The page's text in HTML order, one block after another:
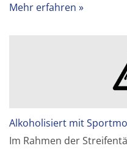
Mehr erfahren
Alkoholisiert mit
Im Rahmen der